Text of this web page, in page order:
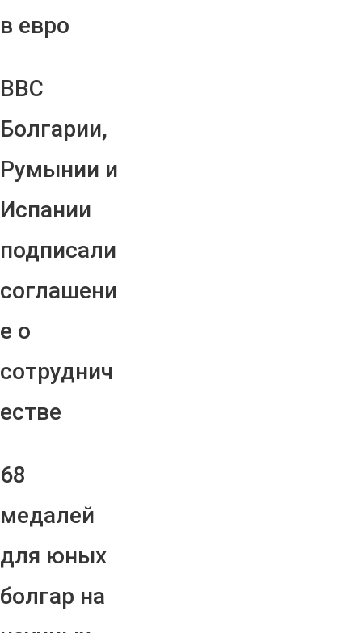
в евро
ВВС
Болгарии,
Румынии и
Испании
подписали
соглашени
е о
сотруднич
естве
68
медалей
для юных
болгар на